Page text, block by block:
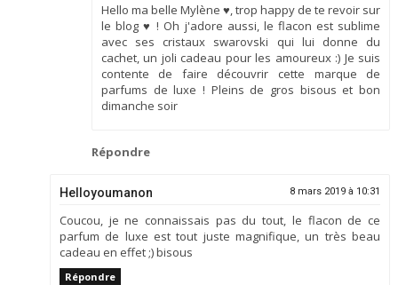
Hello ma belle Mylène ♥, trop happy de te revoir sur
le blog ♥ ! Oh j'adore aussi, le flacon est sublime
avec ses cristaux swarovski qui lui donne du
cachet, un joli cadeau pour les amoureux :) Je suis
contente de faire découvrir cette marque de
parfums de luxe ! Pleins de gros bisous et bon
dimanche soir
Répondre
Helloyoumanon 8 mars 2019 à 10:31
Coucou, je ne connaissais pas du tout, le flacon de ce
parfum de luxe est tout juste magnifique, un très beau
cadeau en effet ;) bisous
Répondre